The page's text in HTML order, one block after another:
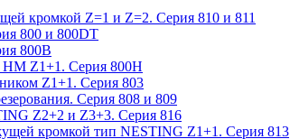
кромкой Z=1 и Z=2. Серия 810 и 811
800 и 800DT
800B
НМ Z1+1. Серия 800H
Z1+1. Серия 803
Серия 808 и 809
Z2+2 и Z3+3. Серия 816
кромкой тип NESTING Z1+1. Серия 813